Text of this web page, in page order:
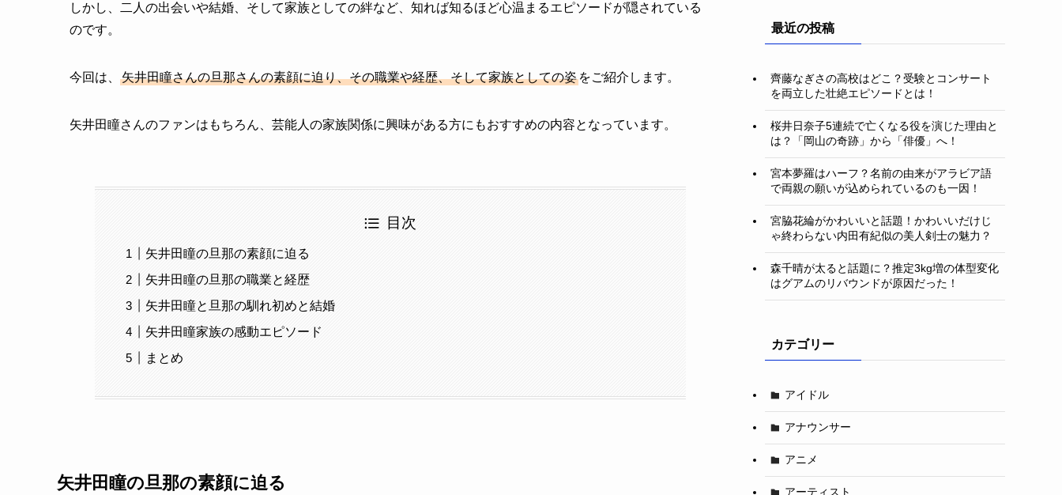
しかし、二人の出会いや結婚、そして家族としての絆など、知れば知るほど心温まるエピソードが隠されている
のです。
今回は、 矢井田瞳さんの旦那さんの素顔に迫り、その職業や経歴、そして家族としての姿 をご紹介します。
矢井田瞳さんのファンはもちろん、芸能人の家族関係に興味がある方にもおすすめの内容となっています。
目次
矢井田瞳の旦那の素顔に迫る
矢井田瞳の旦那の職業と経歴
矢井田瞳と旦那の馴れ初めと結婚
矢井田瞳家族の感動エピソード
まとめ
矢井田瞳の旦那の素顔に迫る
最近の投稿
齊藤なぎさの高校はどこ？受験とコンサート
を両立した壮絶エピソードとは！
桜井日奈子5連続で亡くなる役を演じた理由と
は？「岡山の奇跡」から「俳優」へ！
宮本夢羅はハーフ？名前の由来がアラビア語
で両親の願いが込められているのも一因！
宮脇花綸がかわいいと話題！かわいいだけじ
ゃ終わらない内田有紀似の美人剣士の魅力？
森千晴が太ると話題に？推定3kg増の体型変化
はグアムのリバウンドが原因だった！
カテゴリー
アイドル
アナウンサー
アニメ
アーティスト